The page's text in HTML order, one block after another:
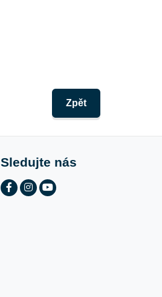
Zpět
Sledujte nás